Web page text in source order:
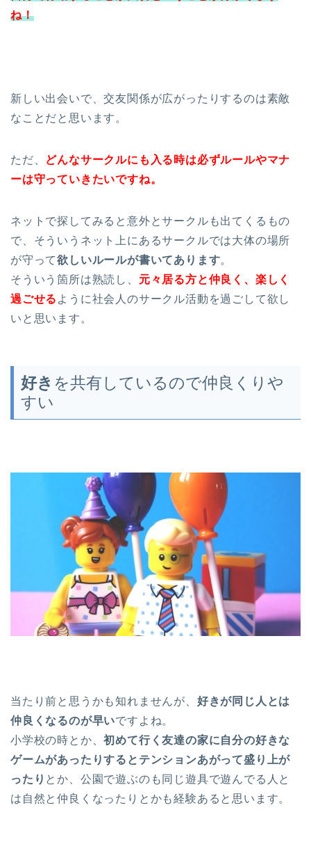
ね！
新しい出会いで、交友関係が広がったりするのは素敵
なことだと思います。
ただ、 どんなサークルにも入る時は必ずルールやマナ
ーは守っていきたいですね。
ネットで探してみると意外とサークルも出てくるもの
で、そういうネット上にあるサークルでは大体の場所
が守って欲しいルールが書いてあります。
そういう箇所は熟読し、 元々居る方と仲良く、楽しく
過ごせる ように社会人のサークル活動を過ごして欲し
いと思います。
好き を共有しているので仲良くりや
すい
当たり前と思うかも知れませんが、 好きが同じ人とは
仲良くなるのが早いですよね。
小学校の時とか、初めて行く友達の家に自分の好きな
ゲームがあったりするとテンションあがって盛り上が
ったり とか、公園で遊ぶのも同じ遊具で遊んでる人と
は自然と仲良くなったりとかも経験あると思います。